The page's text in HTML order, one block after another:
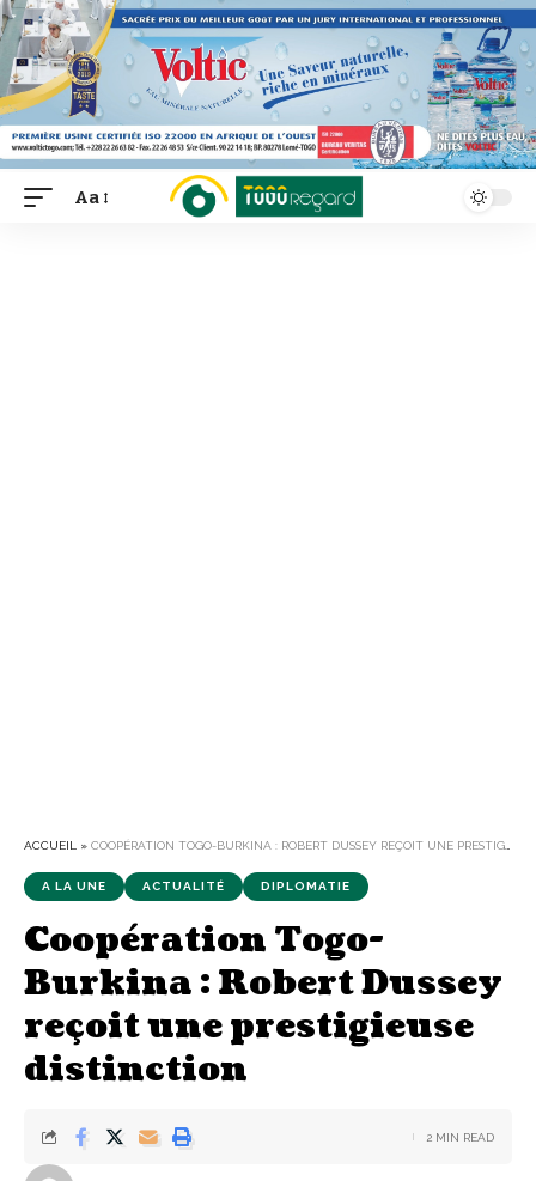
Font
Aa
ACCUEIL » COOPÉRATION TOGO-BURKINA : ROBERT DUSSEY REÇOIT UNE PRESTIGIEUSE DISTINCTION
A LA UNE ACTUALITÉ DIPLOMATIE
Coopération Togo-
Burkina : Robert Dussey
reçoit une prestigieuse
distinction
2 MIN READ